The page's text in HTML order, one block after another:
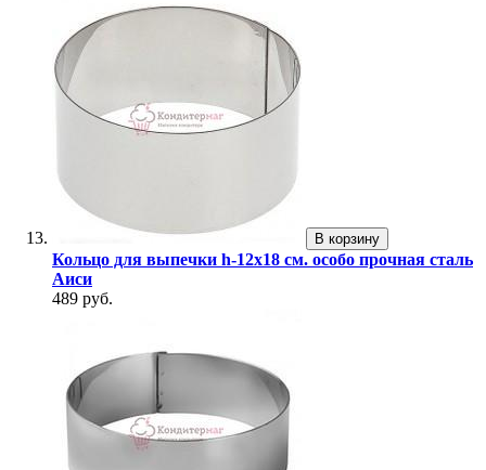
В корзину
Кольцо для выпечки h-12х18 см. особо прочная сталь
Аиси
489 руб.